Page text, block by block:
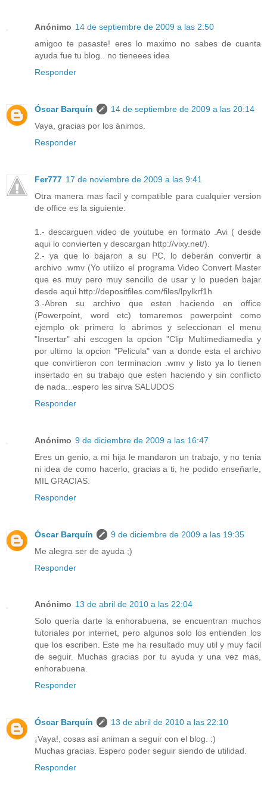
Anónimo 14 de septiembre de 2009 a las 2:50
amigoo te pasaste! eres lo maximo no sabes de cuanta
ayuda fue tu blog.. no tieneees idea
Responder
Óscar Barquín
14 de septiembre de 2009 a las 20:14
Vaya, gracias por los ánimos.
Responder
Fer777 17 de noviembre de 2009 a las 9:41
Otra manera mas facil y compatible para cualquier version
de office es la siguiente:
1.- descarguen video de youtube en formato .Avi ( desde
aqui lo convierten y descargan http://vixy.net/).
2.- ya que lo bajaron a su PC, lo deberán convertir a
archivo .wmv (Yo utilizo el programa Video Convert Master
que es muy pero muy sencillo de usar y lo pueden bajar
desde aqui http://depositfiles.com/files/lpylkrf1h
3.-Abren su archivo que esten haciendo en office
(Powerpoint, word etc) tomaremos powerpoint como
ejemplo ok primero lo abrimos y seleccionan el menu
"Insertar" ahi escogen la opcion "Clip Multimediamedia y
por ultimo la opcion "Pelicula" van a donde esta el archivo
que convirtieron con terminacion .wmv y listo ya lo tienen
insertado en su trabajo que esten haciendo y sin conflicto
de nada...espero les sirva SALUDOS
Responder
Anónimo 9 de diciembre de 2009 a las 16:47
Eres un genio, a mi hija le mandaron un trabajo, y no tenia
ni idea de como hacerlo, gracias a ti, he podido enseñarle,
MIL GRACIAS.
Responder
Óscar Barquín
9 de diciembre de 2009 a las 19:35
Me alegra ser de ayuda ;)
Responder
Anónimo 13 de abril de 2010 a las 22:04
Solo quería darte la enhorabuena, se encuentran muchos
tutoriales por internet, pero algunos solo los entienden los
que los escriben. Este me ha resultado muy util y muy facil
de seguir. Muchas gracias por tu ayuda y una vez mas,
enhorabuena.
Responder
Óscar Barquín
13 de abril de 2010 a las 22:10
¡Vaya!, cosas así animan a seguir con el blog. :)
Muchas gracias. Espero poder seguir siendo de utilidad.
Responder